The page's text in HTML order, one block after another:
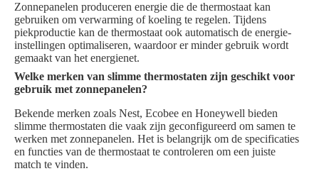
Zonnepanelen produceren energie die de thermostaat kan
gebruiken om verwarming of koeling te regelen. Tijdens
piekproductie kan de thermostaat ook automatisch de energie-
instellingen optimaliseren, waardoor er minder gebruik wordt
gemaakt van het energienet.
Welke merken van slimme thermostaten zijn geschikt voor
gebruik met zonnepanelen?
Bekende merken zoals Nest, Ecobee en Honeywell bieden
slimme thermostaten die vaak zijn geconfigureerd om samen te
werken met zonnepanelen. Het is belangrijk om de specificaties
en functies van de thermostaat te controleren om een juiste
match te vinden.